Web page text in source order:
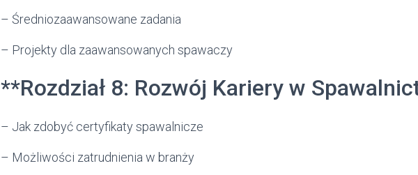
– Średniozaawansowane zadania
– Projekty dla zaawansowanych spawaczy
**Rozdział 8: Rozwój Kariery w
– Jak zdobyć certyfikaty spawalnicze
– Możliwości zatrudnienia w branży